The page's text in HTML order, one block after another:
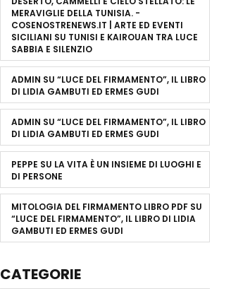
MERAVIGLIE DELLA TUNISIA. -
COSENOSTRENEWS.IT | ARTE ED EVENTI
SICILIANI SU TUNISI E KAIROUAN TRA LUCE
SABBIA E SILENZIO
ADMIN SU “LUCE DEL FIRMAMENTO”, IL LIBRO
DI LIDIA GAMBUTI ED ERMES GUDI
ADMIN SU “LUCE DEL FIRMAMENTO”, IL LIBRO
DI LIDIA GAMBUTI ED ERMES GUDI
PEPPE SU LA VITA È UN INSIEME DI LUOGHI E
DI PERSONE
MITOLOGIA DEL FIRMAMENTO LIBRO PDFSU
“LUCE DEL FIRMAMENTO”, IL LIBRO DI LIDIA
GAMBUTI ED ERMES GUDI
CATEGORIE